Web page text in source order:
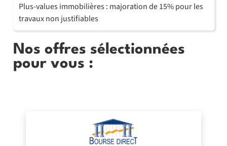
Plus-values immobilières : majoration de 15% pour les
travaux non justifiables
Nos offres sélectionnées
pour vous :